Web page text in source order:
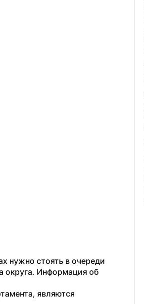
нужно стоять в очереди
округа. Информация об
являются